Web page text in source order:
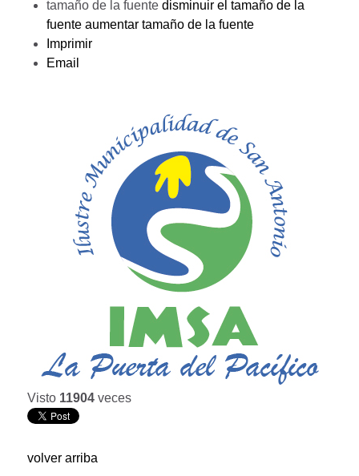
tamaño de la fuente disminuir el tamaño de la
fuente aumentar tamaño de la fuente
Imprimir
Email
Visto 11904 veces
volver arriba